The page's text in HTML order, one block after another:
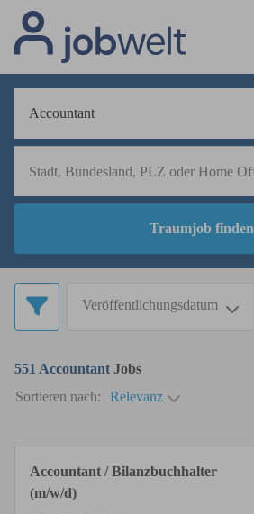
Traumjob finden
Veröffentlichungsdatum
551 Accountant Jobs
Sortieren nach:
Relevanz
Accountant / Bilanzbuchhalter
(m/w/d)